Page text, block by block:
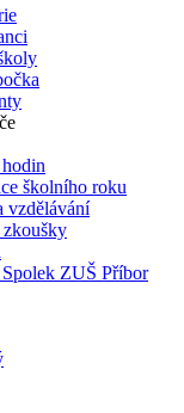
školního roku
vzdělávání
ZUŠ Příbor